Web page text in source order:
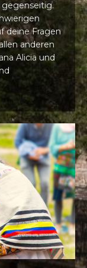
deine Fragen
anderen
Alicia und